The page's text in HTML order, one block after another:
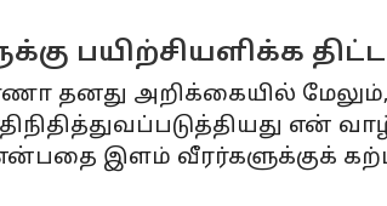
பயிற்சியளிக்க
அறிக்கையில் மேலும்,
இளம் வீரர்களுக்குக்